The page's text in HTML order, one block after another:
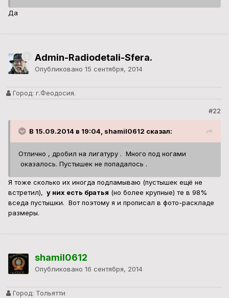
Да
Admin-Radiodetali-Sfera.
Опубликовано 15 сентября, 2014
Город: г.Феодосия.
#22
В 15.09.2014 в 19:04, shamil0612 сказал:
Отлично , дробил на лигатуру . Много под ногами
оказалось. Пустышек не попадалось .
Я тоже сколько их иногда подламываю (пустышек ещё не
встретил), у них есть братья (но более крупные) те в 98%
вседа пустышки. Вот поэтому я и прописал в фото-раскладе
размеры.
shamil0612
Опубликовано 16 сентября, 2014
Город: Тольятти